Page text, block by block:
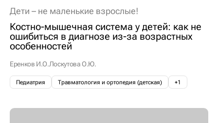
Дети – не маленькие взрослые!
Костно-мышечная система у детей: как не
ошибиться в диагнозе из-за возрастных
особенностей
Еренков И.О.Лоскутова О.Ю.
Педиатрия Травматология и ортопедия (детская) +1